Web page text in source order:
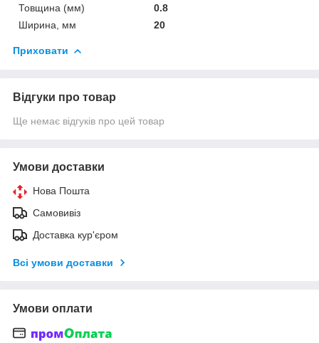
Товщина (мм)
0.8
Ширина, мм
20
Приховати
Відгуки про товар
Ще немає відгуків про цей товар
Умови доставки
Нова Пошта
Самовивіз
Доставка кур'єром
Всі умови доставки
Умови оплати